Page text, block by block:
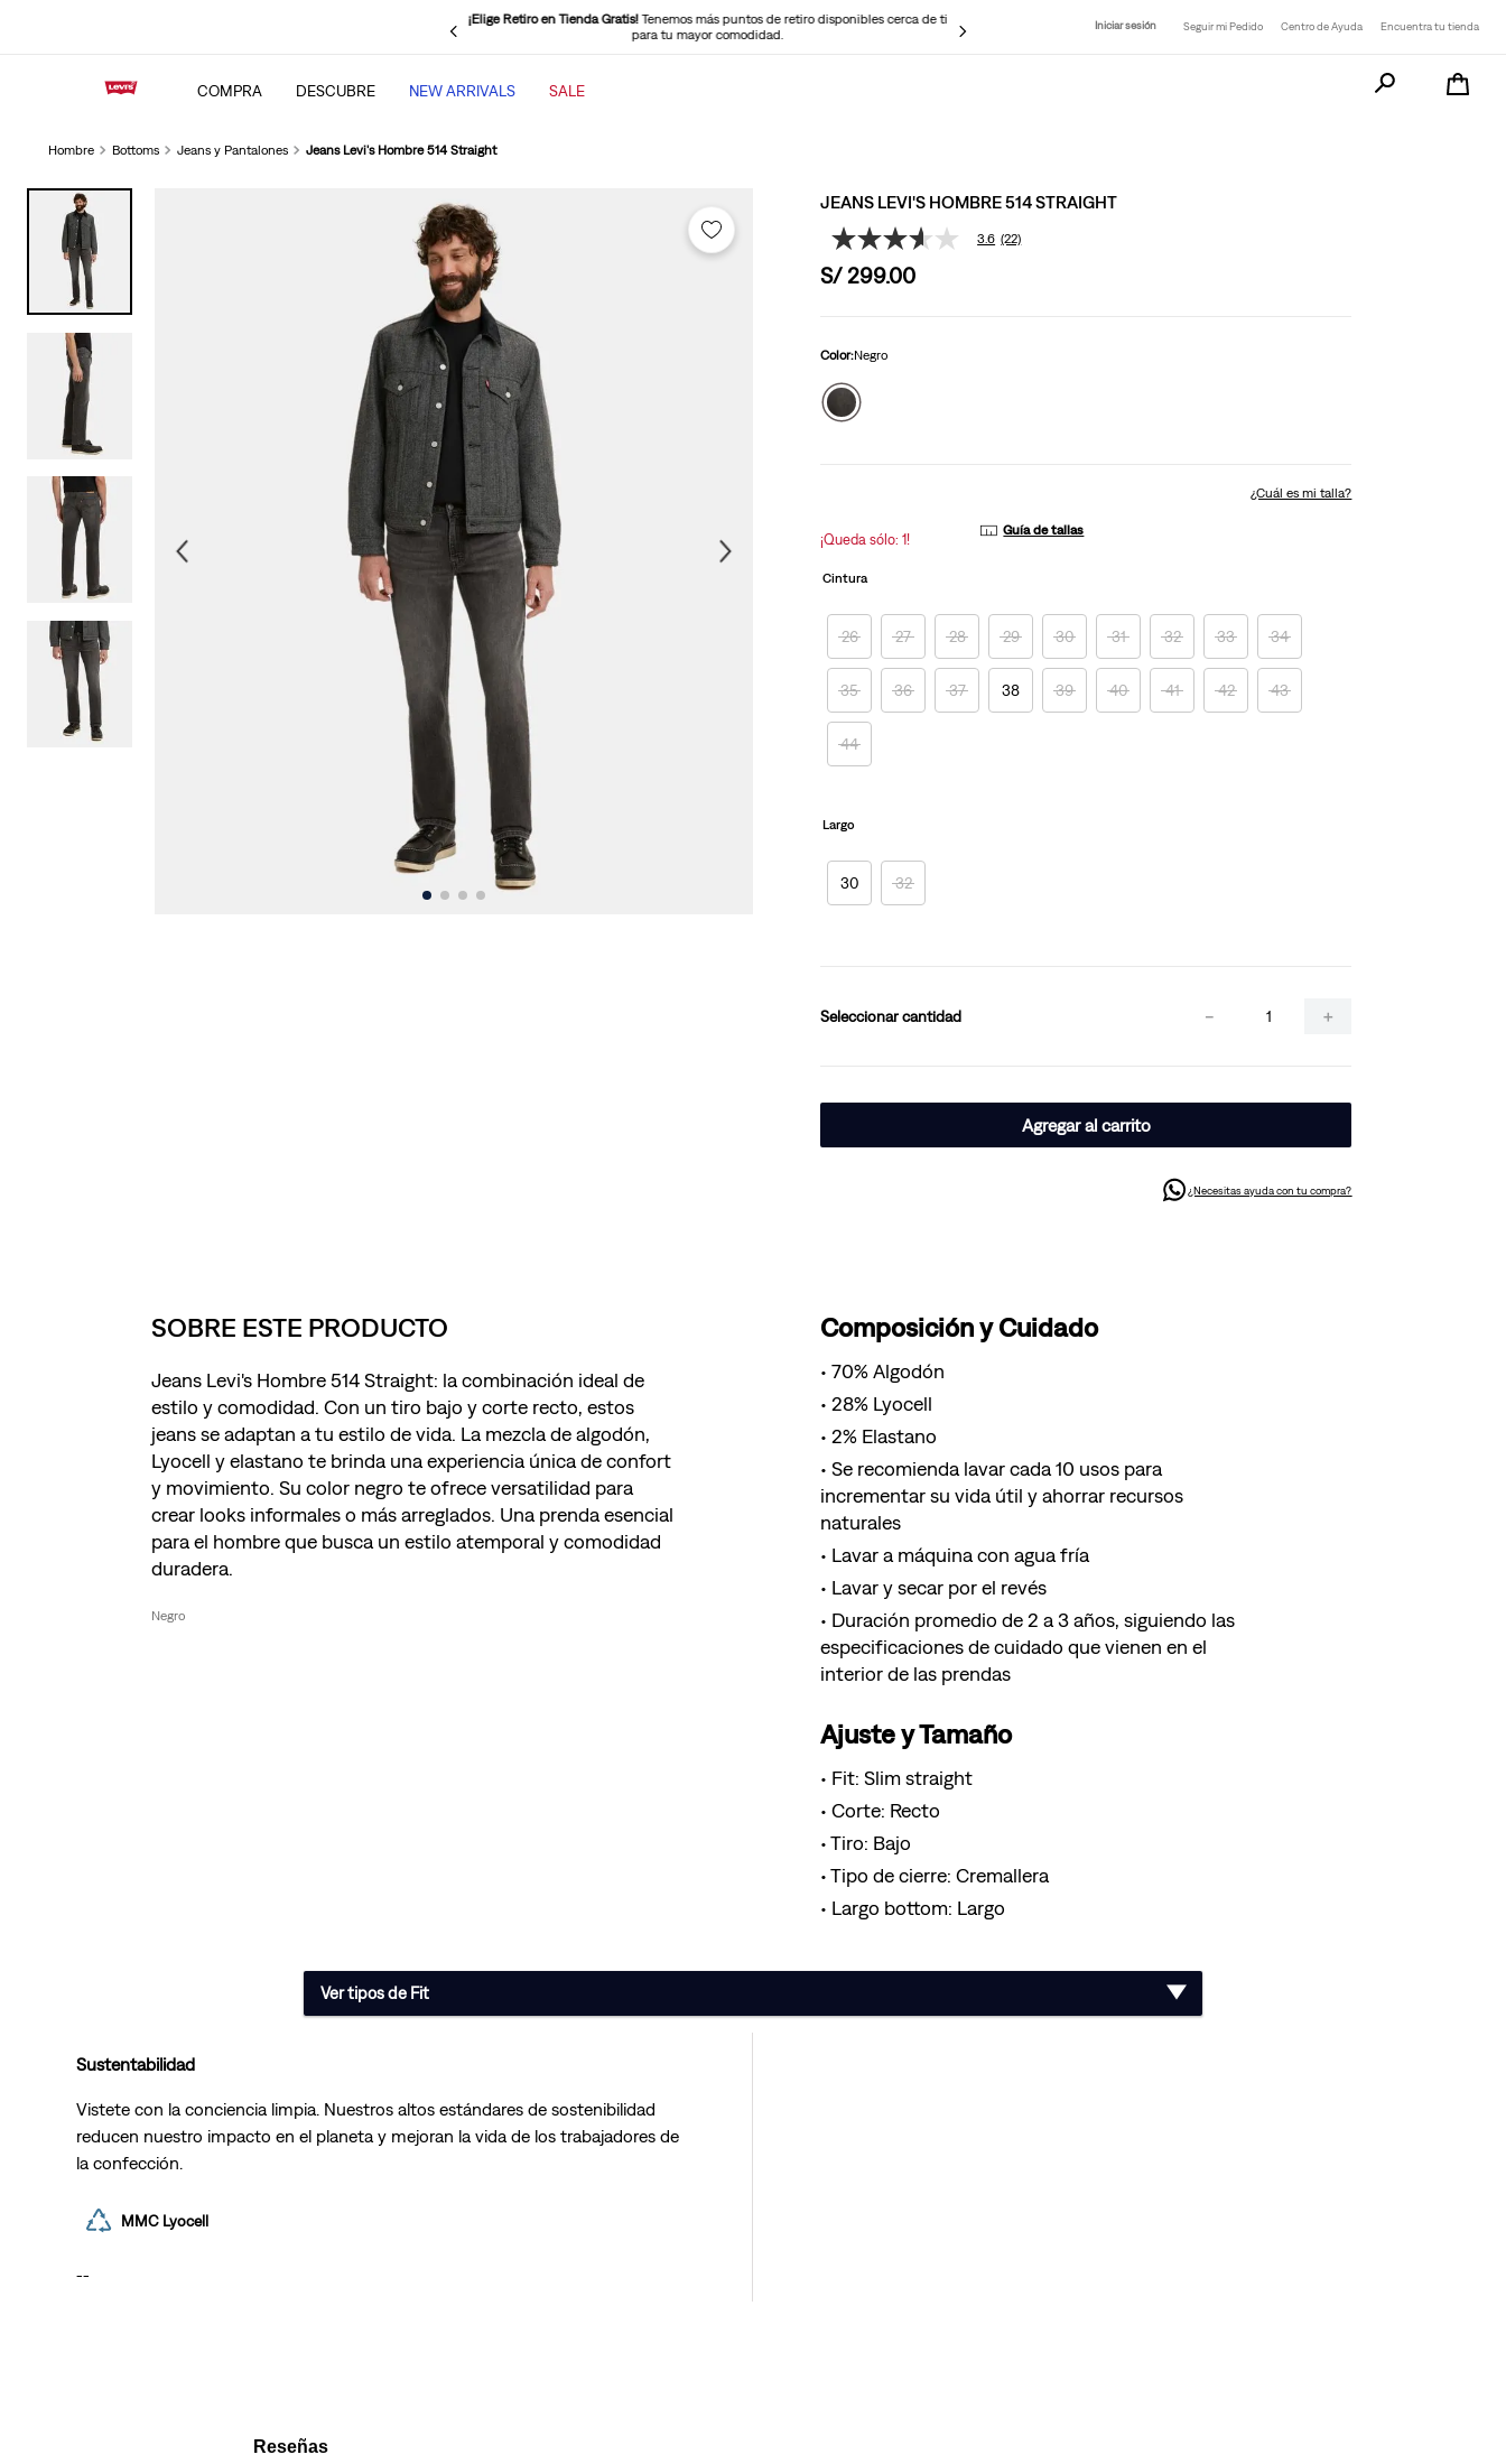
¡Elige Retiro en Tienda Gratis!Tenemos más puntos de retiro disponibles cerca de ti
para tu mayor comodidad.
Iniciar sesión Seguir mi Pedido Centro de Ayuda Encuentra tu tienda
COMPRA DESCUBRE NEW ARRIVALS SALE
Busca tu producto
Hombre Bottoms Jeans y Pantalones Jeans Levi's Hombre 514 Straight
JEANS LEVI'S HOMBRE 514 STRAIGHT
3.6
de
5
de
Read
22
Reviews.
3.6 (22)
S/ 299.00
Color:Negro
¿Cuál es mi talla?
Guía de tallas
¡Queda sólo: 1!
Cintura
26 27 28 29 30 31 32 33 34
35 36 37 38 39 40 41 42 43
44
Largo
30 32
cantidad ＋
－
Agregar al carrito
¿Necesitas ayuda con tu compra?
SOBRE ESTE PRODUCTO
Jeans Levi's Hombre 514 Straight: la combinación ideal de
estilo y comodidad. Con un tiro bajo y corte recto, estos
jeans se adaptan a tu estilo de vida. La mezcla de algodón,
Lyocell y elastano te brinda una experiencia única de confort
y movimiento. Su color negro te ofrece versatilidad para
crear looks informales o más arreglados. Una prenda esencial
para el hombre que busca un estilo atemporal y comodidad
duradera.
Negro
Composición y Cuidado
70% Algodón
28% Lyocell
2% Elastano
Se recomienda lavar cada 10 usos para
incrementar su vida útil y ahorrar recursos
naturales
Lavar a máquina con agua fría
Lavar y secar por el revés
Duración promedio de 2 a 3 años, siguiendo las
especificaciones de cuidado que vienen en el
interior de las prendas
Ajuste y Tamaño
Fit: Slim straight
Corte: Recto
Tiro: Bajo
Tipo de cierre: Cremallera
Largo bottom: Largo
Ver tipos de Fit
Sustentabilidad
Vistete con la conciencia limpia. Nuestros altos estándares de sostenibilidad
reducen nuestro impacto en el planeta y mejoran la vida de los trabajadores de
la confección.
MMC Lyocell
--
jeans mujer 501
jeans hombre